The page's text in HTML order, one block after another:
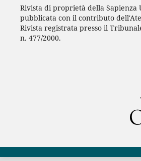
Rivista di proprietà della Sapienza
pubblicata con il contributo
Rivista registrata presso il
n. 477/2000.